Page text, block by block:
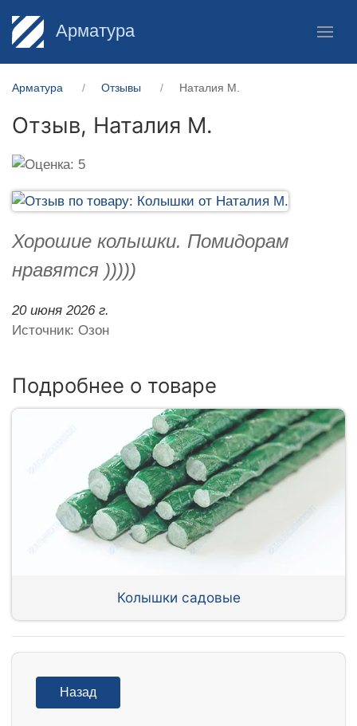
Арматура
Арматура Отзывы Наталия М.
Отзыв, Наталия М.
Хорошие колышки. Помидорам
нравятся )))))
20 июня 2026 г.
Источник: Озон
Подробнее о товаре
Колышки садовые
Назад